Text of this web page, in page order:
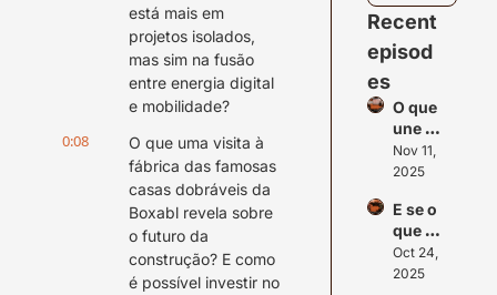
está mais em
projetos isolados,
mas sim na fusão
entre energia digital
e mobilidade?
0:08
O que uma visita à
fábrica das famosas
casas dobráveis da
Boxabl revela sobre
o futuro da
construção? E como
é possível investir no
Recent
episod
es
O que
une
Multif
amily,
s
Privad
os,
Reside
Nov 11,
2025
E se o
que
você
mais
Oct 24,
2025